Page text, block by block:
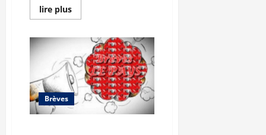
lire plusEn
savoir
Fonds
minier
:
18,4
milliards
FCFA
pour
les
communes,
Brèves